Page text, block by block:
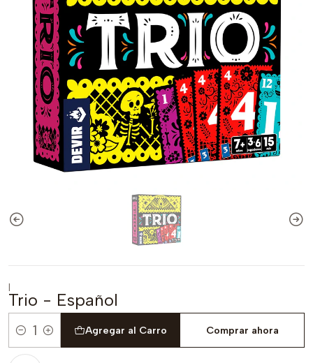
|
Trio - Español
Cantidad
Agregar al Carro Comprar ahora